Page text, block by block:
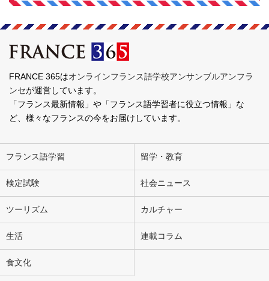
FRANCE 365はオンラインフランス語学校アンサンブルアンフラ
ンセが運営しています。
「フランス最新情報」や「フランス語学習者に役立つ情報」な
ど、様々なフランスの今をお届けしています。
フランス語学習 留学・教育
検定試験 社会ニュース
ツーリズム カルチャー
生活 連載コラム
食文化